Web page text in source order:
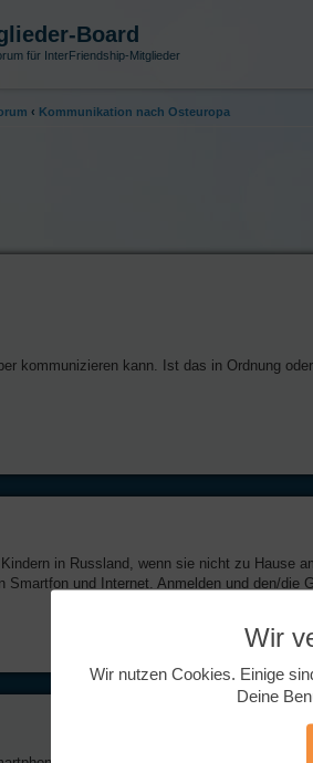
Board
für InterFriendship-Mitglieder
‹ Kommunikation nach Osteuropa
kommunizieren kann. Ist das in Ordnung
in Russland, wenn sie nicht zu Hause
und Internet. Anmelden und den/die
Wir
Wir nutzen Cookies. Einige
Deine